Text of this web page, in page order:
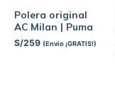
Polera original
AC Milan | Puma
S/259 (Envío ¡GRATIS!)